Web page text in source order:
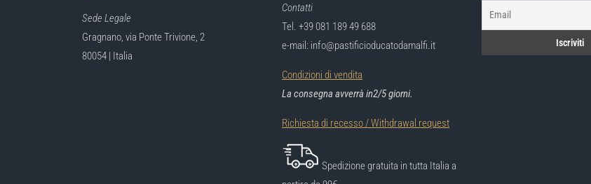
Sede Legale
Gragnano, via Ponte Trivione, 2
80054 | Italia
Contatti
Tel. +39 081 189 49 688
e-mail: info@pastificioducatodamalfi.it
Condizioni di vendita
La consegna avverrà in2/5 giorni.
Richiesta di recesso / Withdrawal request
Spedizione gratuita in tutta Italia a